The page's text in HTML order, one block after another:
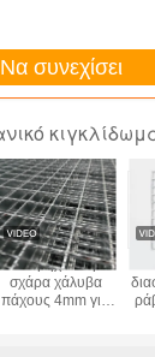
Να συνεχίσει
Βιομηχανική
σχάρα χάλυβα
πάχους 4mm για